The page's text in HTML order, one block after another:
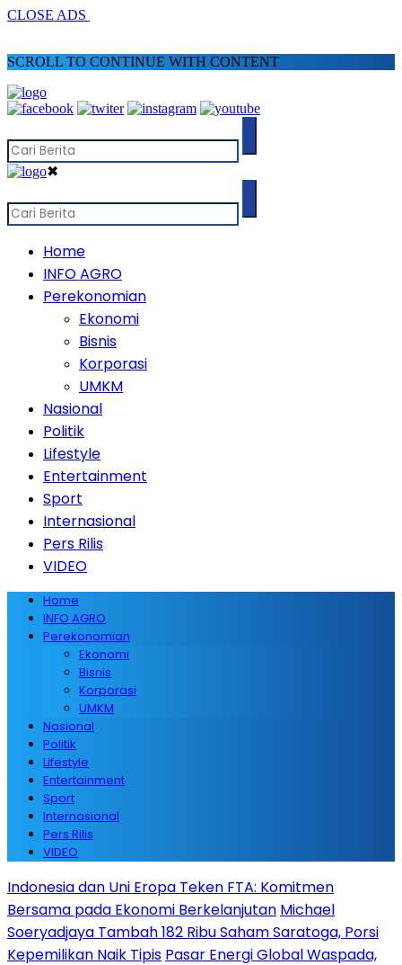
CLOSE ADS
SCROLL TO CONTINUE WITH CONTENT
✖
Home
INFO AGRO
Perekonomian
Ekonomi
Bisnis
Korporasi
UMKM
Nasional
Politik
Lifestyle
Entertainment
Sport
Internasional
Pers Rilis
VIDEO
Home
INFO AGRO
Perekonomian
Ekonomi
Bisnis
Korporasi
UMKM
Nasional
Politik
Lifestyle
Entertainment
Sport
Internasional
Pers Rilis
VIDEO
Indonesia dan Uni Eropa Teken FTA: Komitmen
Bersama pada Ekonomi Berkelanjutan Michael
Soeryadjaya Tambah 182 Ribu Saham Saratoga, Porsi
Kepemilikan Naik Tipis Pasar Energi Global Waspada,